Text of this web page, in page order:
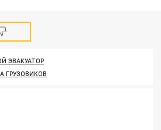
ЭВАКУАТОР
ГРУЗОВИКОВ